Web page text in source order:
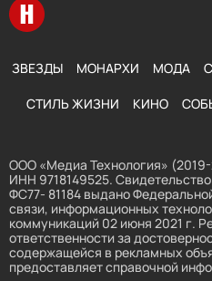
Перейти на главную
ЗВЕЗДЫ МОНАРХИ МОДА
СТИЛЬ ЖИЗНИ КИНО
ООО «Медиа Технология» (2019-
ИНН 9718149525.
ФС77- 81184 выдано
связи, информационных
коммуникаций 02 июня 2021 г.
ответственности за
содержащейся в рекламных
предоставляет справочной